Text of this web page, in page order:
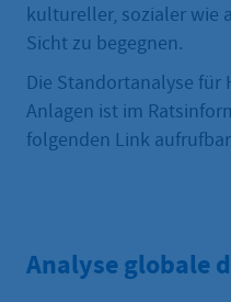
kultureller, sozialer wie
Sicht zu begegnen.
Die Standortanalyse
Anlagen ist im
folgenden Link
Analyse globale